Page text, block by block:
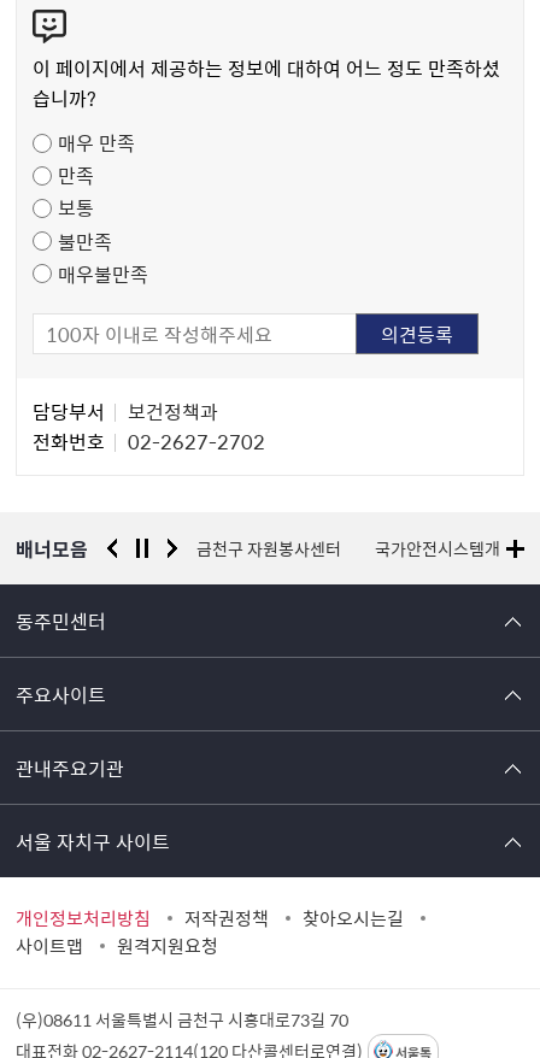
텐
츠
만
도
조
사
이 페이지에서 제공하는 정보에 대하여 어느 정도 만족하셨
습니까?
매우 만족
만족
보통
불만족
매우불만족
자
담당부서
보건정책과
전화번호
02-2627-2702
배너모음
서울시 평생학습포털 금천구 자원봉사센터 국가안전시스템개편
동주민센터
주요사이트
관내주요기관
서울 자치구 사이트
개인정보처리방침 저작권정책
찾아오시는길
사이트맵
원격지원요청
(우)08611 서울특별시 금천구 시흥대로73길 70
대표전화 02-2627-2114(120 다산콜센터로연결)
서울톡